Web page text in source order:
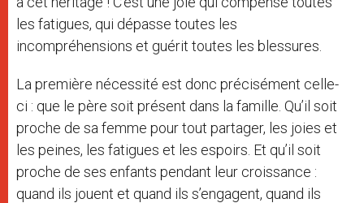
les fatigues, qui dépasse toutes les
incompréhensions et guérit toutes les blessures.
La première nécessité est donc précisément celle-
ci : que le père soit présent dans la famille. Qu’il soit
proche de sa femme pour tout partager, les joies et
les peines, les fatigues et les espoirs. Et qu’il soit
proche de ses enfants pendant leur croissance :
quand ils jouent et quand ils s’engagent, quand ils